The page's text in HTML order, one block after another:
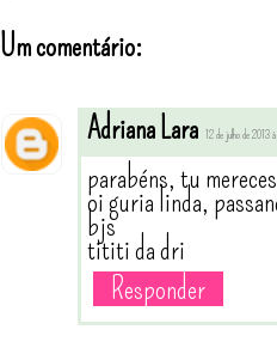
Um comentário:
Adriana Lara 12 de julho de 2013
parabéns, tu
oi guria linda,
bjs
tititi da dri
Responder